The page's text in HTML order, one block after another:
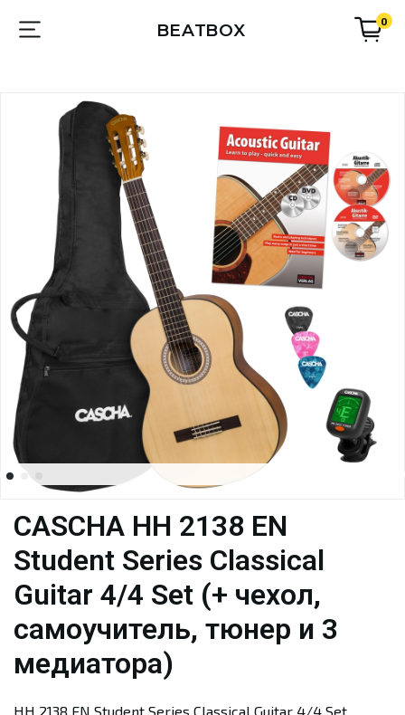
BEATBOX 0
CASCHA HH 2138 EN
Student Series Classical
Guitar 4/4 Set (+ чехол,
самоучитель, тюнер и 3
медиатора)
HH 2138 EN Student Series Classical Guitar 4/4 Set